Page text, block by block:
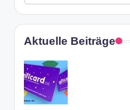
Aktuelle Beiträge